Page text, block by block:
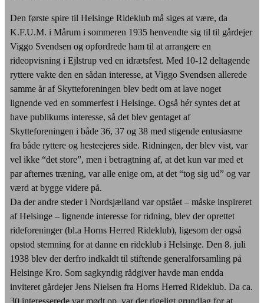
Den første spire til Helsinge Rideklub må siges at være, da
K.F.U.M. i Mårum i sommeren 1935 henvendte sig til til gårdejer
Viggo Svendsen og opfordrede ham til at arrangere en
rideopvisning i Ejlstrup ved en idrætsfest. Med 10-12 deltagende
ryttere vakte den en sådan interesse, at Viggo Svendsen allerede
samme år af Skytteforeningen blev bedt om at lave noget
lignende ved en sommerfest i Helsinge. Også hér syntes det at
have publikums interesse, så det blev gentaget af
Skytteforeningen i både 36, 37 og 38 med stigende entusiasme
fra både ryttere og hesteejeres side. Ridningen, der blev vist, var
vel ikke “det store”, men i betragtning af, at det kun var med et
par afternes træning, var alle enige om, at det “tog sig ud” og var
værd at bygge videre på.
Da der andre steder i Nordsjælland var opstået – måske inspireret
af Helsinge – lignende interesse for ridning, blev der oprettet
rideforeninger (bl.a Horns Herred Rideklub), ligesom der også
opstod stemning for at danne en rideklub i Helsinge. Den 8. juli
1938 blev der derfro indkaldt til stiftende generalforsamling på
Helsinge Kro. Som sagkyndig rådgiver havde man endda
inviteret gårdejer Jens Nielsen fra Horns Herred Rideklub. Da ca.
30 interesserede var mødt op, var der rigeligt grundlag for at